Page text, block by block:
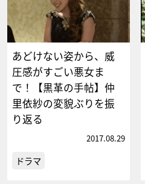
あどけない姿から、威
圧感がすごい悪女ま
で！【黒革の手帖】仲
里依紗の変貌ぶりを振
り返る
2017.08.29
ドラマ